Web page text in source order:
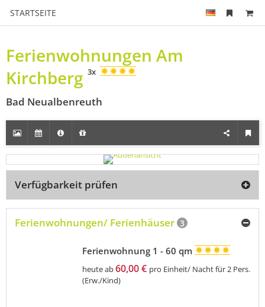
STARTSEITE
Ferienwohnungen Am
Kirchberg 3x
Bad Neualbenreuth
Verfügbarkeit prüfen
Ferienwohnungen/ Ferienhäuser 3
Ferienwohnung 1 - 60 qm
heute ab60,00 € pro Einheit/ Nacht für 2 Pers.
(Erw./Kind)